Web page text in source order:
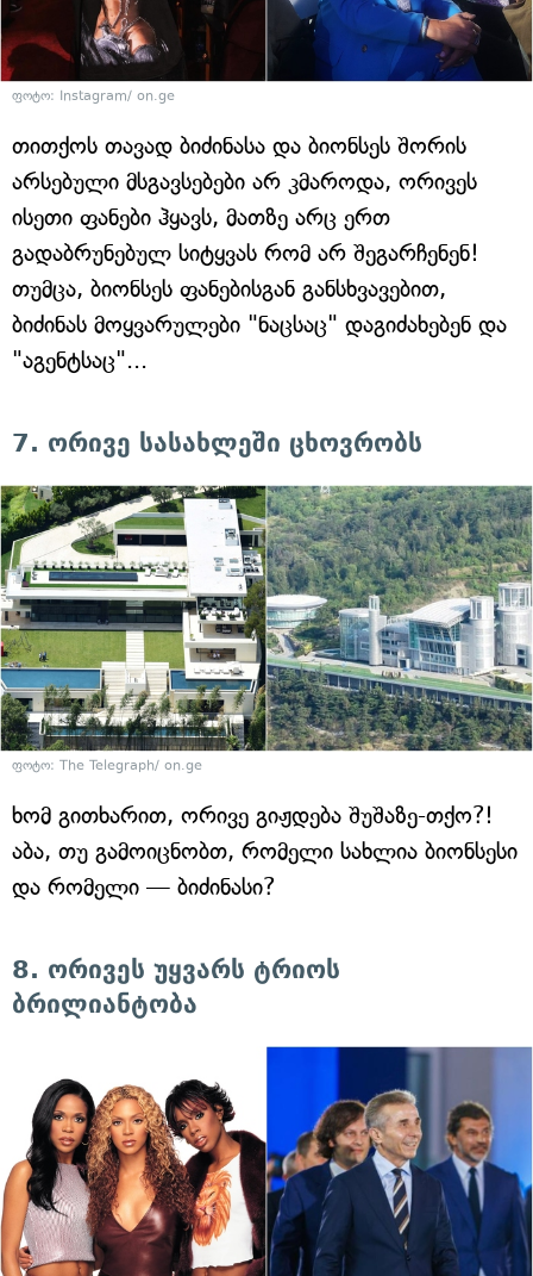
ფოტო: Instagram/ on.ge
თითქოს თავად ბიძინასა და ბიონსეს შორის
არსებული მსგავსებები არ კმაროდა, ორივეს
ისეთი ფანები ჰყავს, მათზე არც ერთ
გადაბრუნებულ სიტყვას რომ არ შეგარჩენენ!
თუმცა, ბიონსეს ფანებისგან განსხვავებით,
ბიძინას მოყვარულები "ნაცსაც" დაგიძახებენ და
"აგენტსაც"...
7. ორივე სასახლეში ცხოვრობს
ფოტო: The Telegraph/ on.ge
ხომ გითხარით, ორივე გიჟდება შუშაზე-თქო?!
აბა, თუ გამოიცნობთ, რომელი სახლია ბიონსესი
და რომელი — ბიძინასი?
8. ორივეს უყვარს ტრიოს
ბრილიანტობა